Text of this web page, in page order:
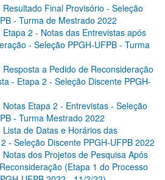
Resultado Final Provisório - Seleção
- Turma de Mestrado 2022
Etapa 2 - Notas das Entrevistas após
- Seleção PPGH-UFPB - Turma
Resposta a Pedido de Reconsideração
- Etapa 2 - Seleção Discente PPGH-
Notas Etapa 2 - Entrevistas - Seleção
- Turma Mestrado 2022
Lista de Datas e Horários das
- Seleção Discente PPGH-UFPB 2022
Notas dos Projetos de Pesquisa Após
(Etapa 1 do Processo